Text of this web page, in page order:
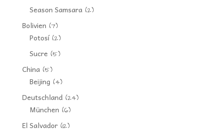
Season Samsara(2)
Bolivien (7)
Potosí(2)
Sucre (5)
China(5)
Beijing (4)
Deutschland(24)
München (6)
El Salvador(12)